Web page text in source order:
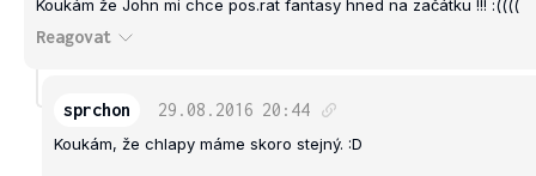
Koukám že John mi chce pos.rat fantasy hned na začátku !!! :((((
Reagovat
sprchon 29.08.2016 20:44
Koukám, že chlapy máme skoro stejný. :D